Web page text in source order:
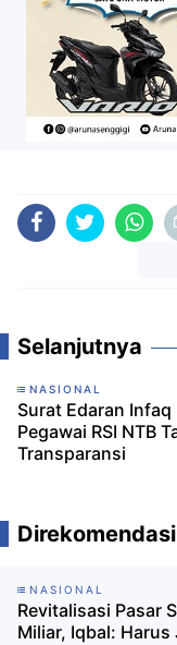
Selanjutnya
NASIONAL
Surat Edaran Infaq
Pegawai RSI NTB
Transparansi
NASIONAL
Revitalisasi Pasar
Miliar, Iqbal: